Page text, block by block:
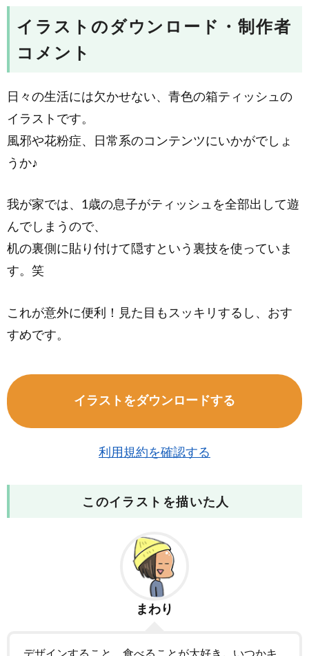
イラストのダウンロード・制作者
コメント
日々の生活には欠かせない、青色の箱ティッシュの
イラストです。
風邪や花粉症、日常系のコンテンツにいかがでしょ
うか♪
我が家では、1歳の息子がティッシュを全部出して遊
んでしまうので、
机の裏側に貼り付けて隠すという裏技を使っていま
す。笑
これが意外に便利！見た目もスッキリするし、おす
すめです。
イラストをダウンロードする
利用規約を確認する
このイラストを描いた人
まわり